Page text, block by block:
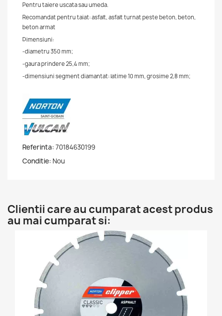
Pentru taiere uscata sau umeda.
Recomandat pentru taiat: asfalt, asfalt turnat peste beton, beton,
beton armat
Dimensiuni:
-diametru 350 mm;
-gaura prindere 25,4 mm;
-dimensiuni segment diamantat: latime 10 mm, grosime 2,8 mm;
Referinta: 70184630199
Conditie: Nou
Clientii care au cumparat acest produs
au mai cumparat si: